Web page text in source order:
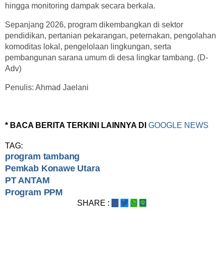
hingga monitoring dampak secara berkala.
Sepanjang 2026, program dikembangkan di sektor
pendidikan, pertanian pekarangan, peternakan, pengolahan
komoditas lokal, pengelolaan lingkungan, serta
pembangunan sarana umum di desa lingkar tambang. (D-
Adv)
Penulis: Ahmad Jaelani
* BACA BERITA TERKINI LAINNYA DI GOOGLE NEWS
TAG:
program tambang
Pemkab Konawe Utara
PT ANTAM
Program PPM
SHARE :